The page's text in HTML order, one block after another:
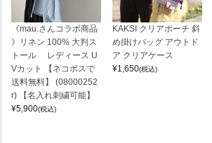
《mau.さんコラボ商品
》リネン 100% 大判ス
トール レディース U
Vカット 【ネコポスで
送料無料】 (08000252
r) 【名入れ刺繍可能】
¥5,900(税込)
KAKSI クリアポーチ 斜
め掛けバッグ アウトド
ア クリアケース
¥1,650(税込)